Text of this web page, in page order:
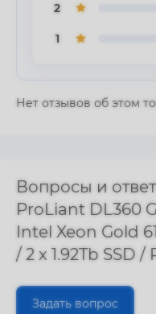
2
1
Нет отзывов об этом
Вопросы и
ProLiant DL360
Intel Xeon Gold
/ 2 x 1.92Tb SSD
Задать вопрос